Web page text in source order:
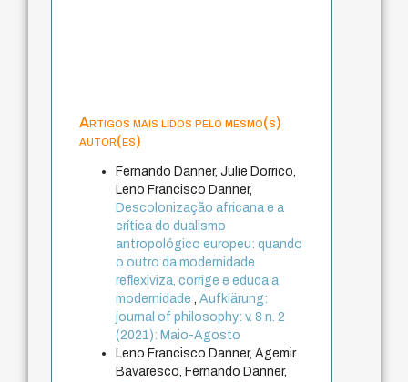
Artigos mais lidos pelo mesmo(s)
autor(es)
Fernando Danner, Julie Dorrico,
Leno Francisco Danner,
Descolonização africana e a
crítica do dualismo
antropológico europeu: quando
o outro da modernidade
reflexiviza, corrige e educa a
modernidade,Aufklärung:
journal of philosophy: v. 8 n. 2
(2021): Maio-Agosto
Leno Francisco Danner, Agemir
Bavaresco, Fernando Danner,